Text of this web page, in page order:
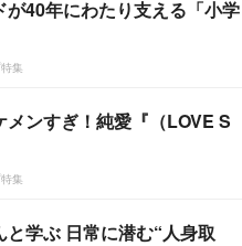
が40年にわたり支える「小学
集
メンすぎ！純愛『（LOVE S
集
と学ぶ 日常に潜む“人身取